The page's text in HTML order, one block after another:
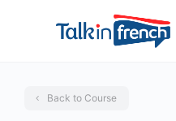
Back to Course